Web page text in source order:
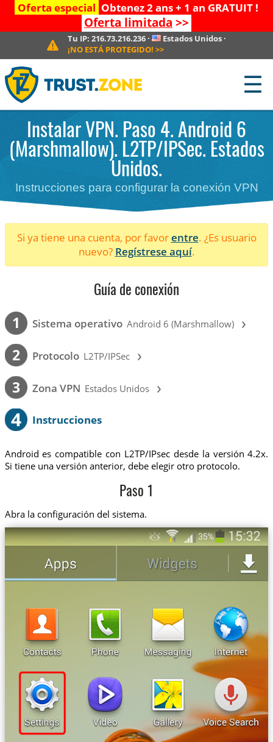
Oferta especial Obtenez 2 ans + 1 an GRATUIT !
Oferta limitada >>
Tu IP: 216.73.216.236· Estados Unidos ·
¡NO ESTÁ PROTEGIDO! >>
☰
Instalar VPN. Paso 4. Android 6
(Marshmallow). L2TP/IPSec. Estados
Unidos.
Instrucciones para configurar la conexión VPN
Si ya tiene una cuenta, por favorentre. ¿Es usuario
nuevo? Regístrese aquí.
Guía de conexión
1 Sistema operativo Android 6 (Marshmallow) ›
2 Protocolo L2TP/IPSec ›
3 Zona VPN Estados Unidos ›
4 Instrucciones
Android es compatible con L2TP/IPsec desde la versión 4.2x.
Si tiene una versión anterior, debe elegir otro protocolo.
Paso 1
Abra la configuración del sistema.